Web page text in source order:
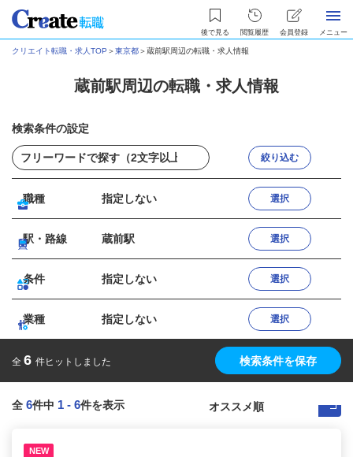
後で見る 閲覧履歴 会員登録 メニュー
クリエイト転職・求人TOP ＞東京都＞蔵前駅周辺の転職・求人情報
蔵前駅周辺の転職・求人情報
検索条件の設定
絞り込む
職種 指定しない 選択
駅・路線 蔵前駅 選択
条件 指定しない 選択
業種 指定しない 選択
全 6 件ヒットしました 検索条件を保存
全 6件中 1 - 6件を表示
NEW